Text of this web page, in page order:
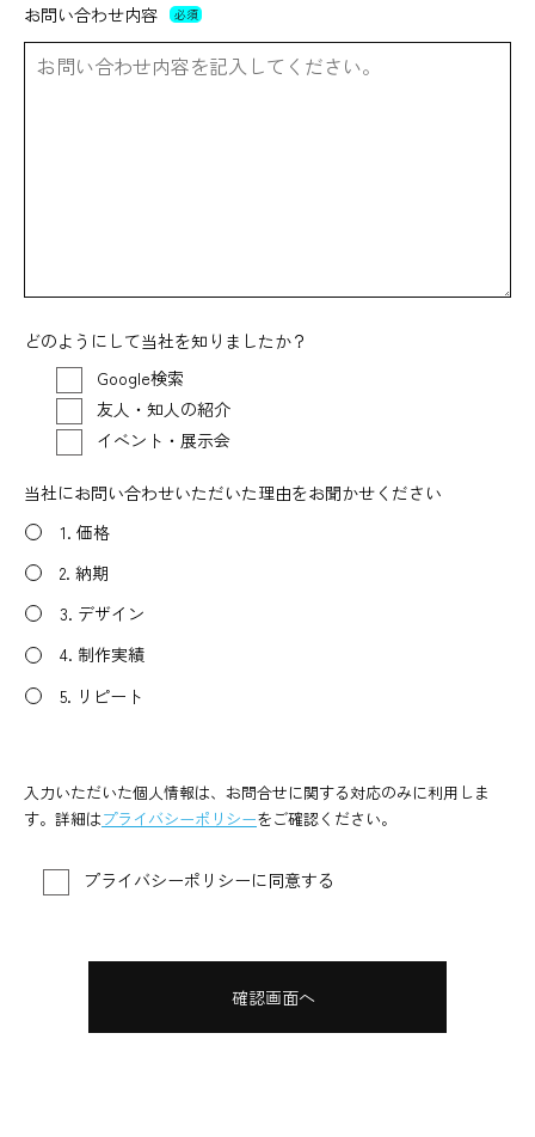
お問い合わせ内容 必須
どのようにして当社を知りましたか？
Google検索
友人・知人の紹介
イベント・展示会
当社にお問い合わせいただいた理由をお聞かせください
1. 価格
2. 納期
3. デザイン
4. 制作実績
5. リピート
入力いただいた個人情報は、お問合せに関する対応のみに利用しま
す。詳細はプライバシーポリシーをご確認ください。
プライバシーポリシーに同意する